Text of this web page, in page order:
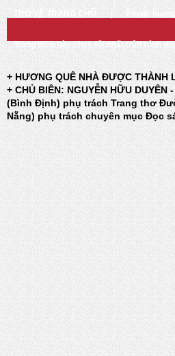
TRỞ VỀ TRANG CHỦ Email:
Trang Web này chạy tốt nhất trên trình
+ HƯƠNG QUÊ NHÀ ĐƯỢC THÀNH
+ CHỦ BIÊN: NGUYỄN HỮU
(Bình Định) phụ trách Trang thơ
Nẵng) phụ trách chuyên mục Đọc